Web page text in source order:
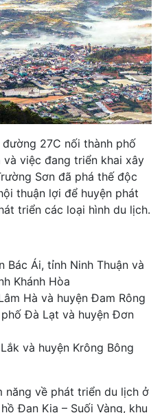
27C nối thành phố
việc đang triển khai xây
Sơn đã phá thế độc
thuận lợi để huyện phát
triển các loại hình du lịch.
Bác Ái, tỉnh Ninh Thuận và
Khánh Hòa
Hà và huyện Đam Rông
Đà Lạt và huyện Đơn
và huyện Krông Bông
năng về phát triển du lịch ở
Đan Kia – Suối Vàng, khu